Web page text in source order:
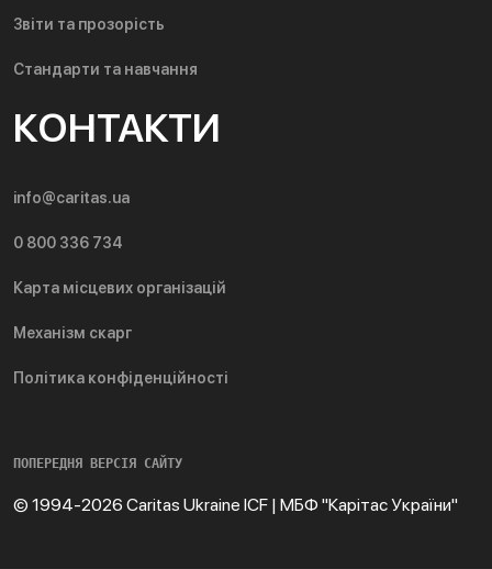
Звіти та прозорість
Стандарти та навчання
КОНТАКТИ
info@caritas.ua
0 800 336 734
Карта місцевих організацій
Механізм скарг
Політика конфіденційності
ПОПЕРЕДНЯ ВЕРСІЯ САЙТУ
© 1994-2026 Caritas Ukraine ICF | МБФ "Карітас України"